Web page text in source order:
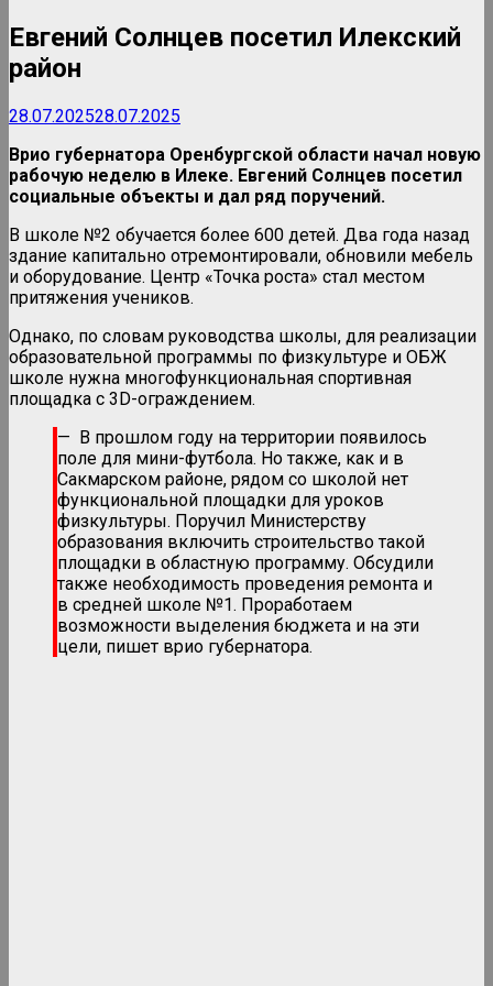
Евгений Солнцев посетил Илекский
район
28.07.202528.07.2025
Врио губернатора Оренбургской области начал новую
рабочую неделю в Илеке. Евгений Солнцев посетил
социальные объекты и дал ряд поручений.
В школе №2 обучается более 600 детей. Два года назад
здание капитально отремонтировали, обновили мебель
и оборудование. Центр «Точка роста» стал местом
притяжения учеников.
Однако, по словам руководства школы, для реализации
образовательной программы по физкультуре и ОБЖ
школе нужна многофункциональная спортивная
площадка с 3D-ограждением.
— В прошлом году на территории появилось
поле для мини-футбола. Но также, как и в
Сакмарском районе, рядом со школой нет
функциональной площадки для уроков
физкультуры. Поручил Министерству
образования включить строительство такой
площадки в областную программу. Обсудили
также необходимость проведения ремонта и
в средней школе №1. Проработаем
возможности выделения бюджета и на эти
цели, пишет врио губернатора.